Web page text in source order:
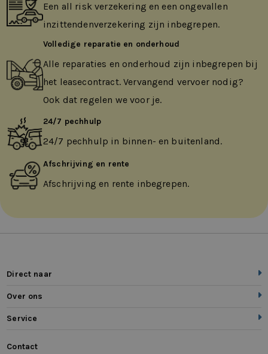
Een all risk verzekering en een ongevallen
inzittendenverzekering zijn inbegrepen.
Volledige reparatie en onderhoud
Alle reparaties en onderhoud zijn inbegrepen bij
het leasecontract. Vervangend vervoer nodig?
Ook dat regelen we voor je.
24/7 pechhulp
24/7 pechhulp in binnen- en buitenland.
Afschrijving en rente
Afschrijving en rente inbegrepen.
Direct naar
Over ons
Service
Contact